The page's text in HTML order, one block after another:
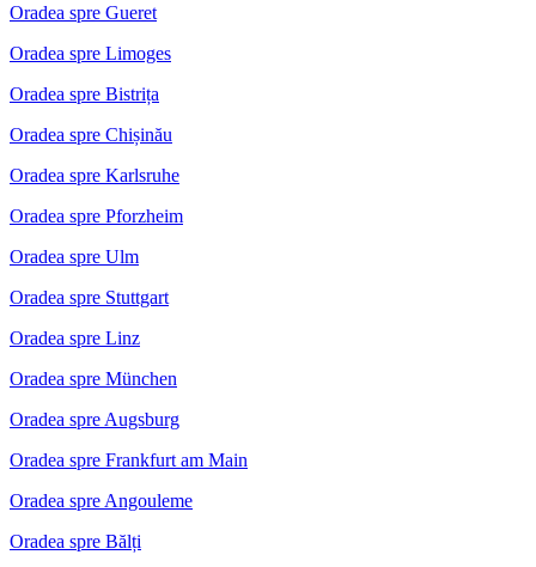
Oradea spre Gueret
Oradea spre Limoges
Oradea spre Bistrița
Oradea spre Chișinău
Oradea spre Karlsruhe
Oradea spre Pforzheim
Oradea spre Ulm
Oradea spre Stuttgart
Oradea spre Linz
Oradea spre München
Oradea spre Augsburg
Oradea spre Frankfurt am Main
Oradea spre Angouleme
Oradea spre Bălți